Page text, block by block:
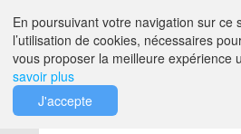
En poursuivant votre navigation sur ce
l’utilisation de cookies, nécessaires
vous proposer la meilleure expérience
savoir plus
J'accepte